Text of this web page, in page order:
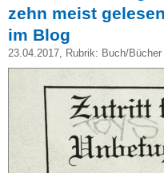
zehn meist
im Blog
23.04.2017, Rubrik: Buch/Bücher